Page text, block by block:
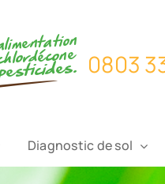
Diagnostic de sol